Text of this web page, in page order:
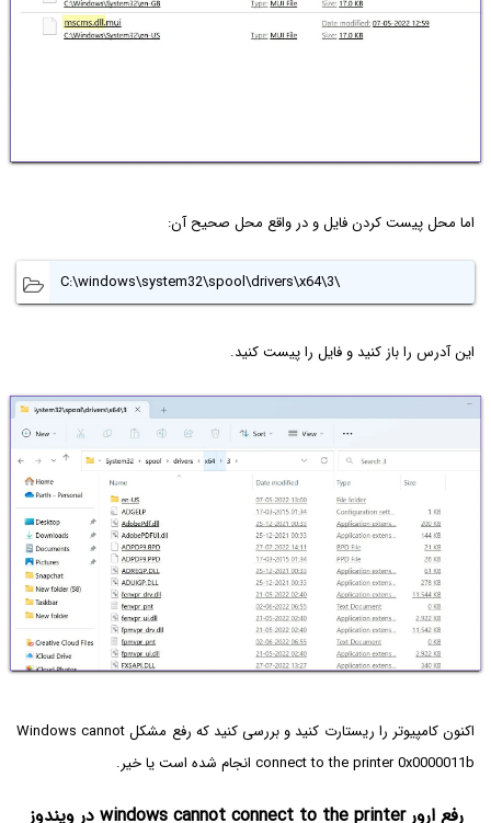
اما محل پیست کردن فایل و در واقع محل صحیح آن:
C:\windows\system32\spool\drivers\x64\3\
این آدرس را باز کنید و فایل را پیست کنید.
اکنون کامپیوتر را ریستارت کنید و بررسی کنید که رفع مشکل Windows cannot
connect to the printer 0x0000011b انجام شده است یا خیر.
رفع ارور windows cannot connect to the printer در ویندوز